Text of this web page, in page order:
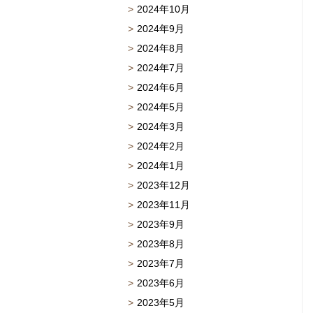
2024年10月
2024年9月
2024年8月
2024年7月
2024年6月
2024年5月
2024年3月
2024年2月
2024年1月
2023年12月
2023年11月
2023年9月
2023年8月
2023年7月
2023年6月
2023年5月